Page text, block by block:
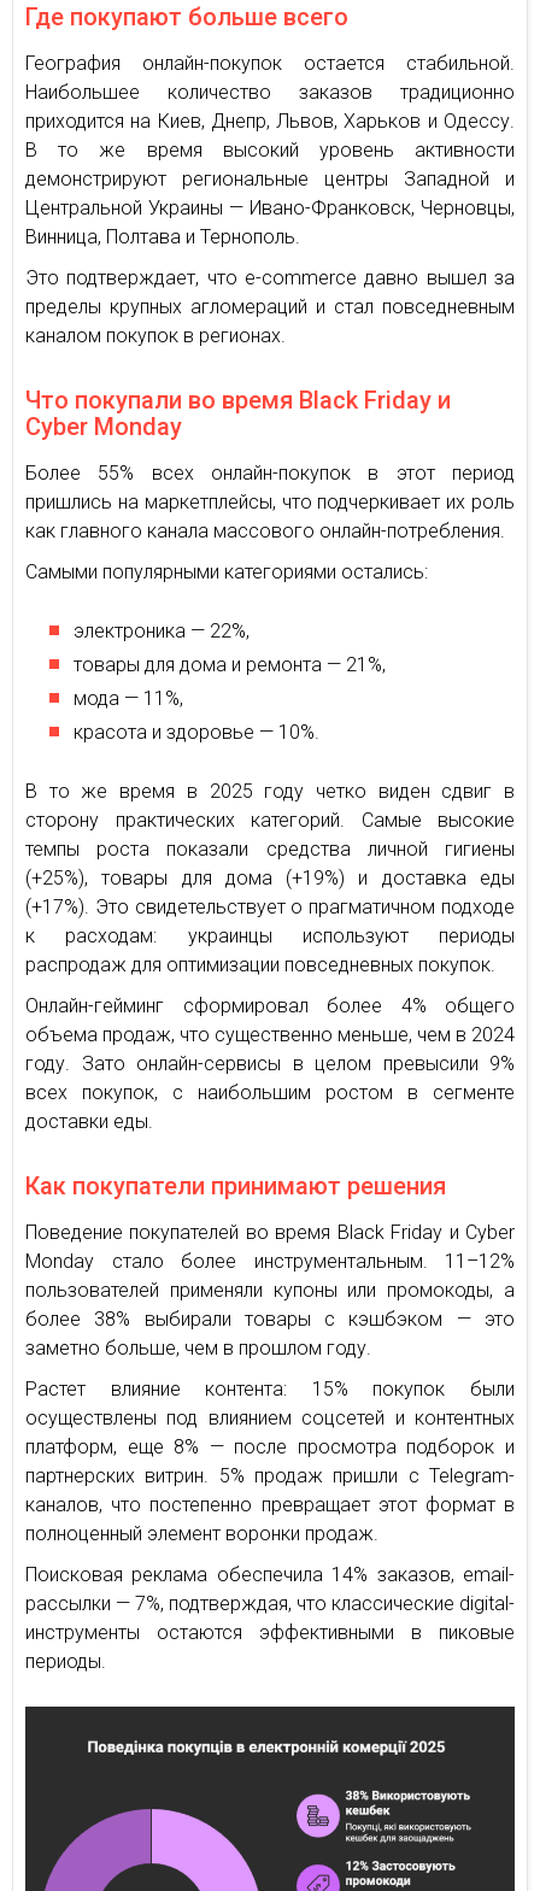
Где покупают больше всего
География онлайн-покупок остается стабильной.
Наибольшее количество заказов традиционно
приходится на Киев, Днепр, Львов, Харьков и Одессу.
В то же время высокий уровень активности
демонстрируют региональные центры Западной и
Центральной Украины — Ивано-Франковск, Черновцы,
Винница, Полтава и Тернополь.
Это подтверждает, что e-commerce давно вышел за
пределы крупных агломераций и стал повседневным
каналом покупок в регионах.
Что покупали во время Black Friday и
Cyber Monday
Более 55% всех онлайн-покупок в этот период
пришлись на маркетплейсы, что подчеркивает их роль
как главного канала массового онлайн-потребления.
Самыми популярными категориями остались:
электроника — 22%,
товары для дома и ремонта — 21%,
мода — 11%,
красота и здоровье — 10%.
В то же время в 2025 году четко виден сдвиг в
сторону практических категорий. Самые высокие
темпы роста показали средства личной гигиены
(+25%), товары для дома (+19%) и доставка еды
(+17%). Это свидетельствует о прагматичном подходе
к расходам: украинцы используют периоды
распродаж для оптимизации повседневных покупок.
Онлайн-гейминг сформировал более 4% общего
объема продаж, что существенно меньше, чем в 2024
году. Зато онлайн-сервисы в целом превысили 9%
всех покупок, с наибольшим ростом в сегменте
доставки еды.
Как покупатели принимают решения
Поведение покупателей во время Black Friday и Cyber
Monday стало более инструментальным. 11–12%
пользователей применяли купоны или промокоды, а
более 38% выбирали товары с кэшбэком — это
заметно больше, чем в прошлом году.
Растет влияние контента: 15% покупок были
осуществлены под влиянием соцсетей и контентных
платформ, еще 8% — после просмотра подборок и
партнерских витрин. 5% продаж пришли с Telegram-
каналов, что постепенно превращает этот формат в
полноценный элемент воронки продаж.
Поисковая реклама обеспечила 14% заказов, email-
рассылки — 7%, подтверждая, что классические digital-
инструменты остаются эффективными в пиковые
периоды.